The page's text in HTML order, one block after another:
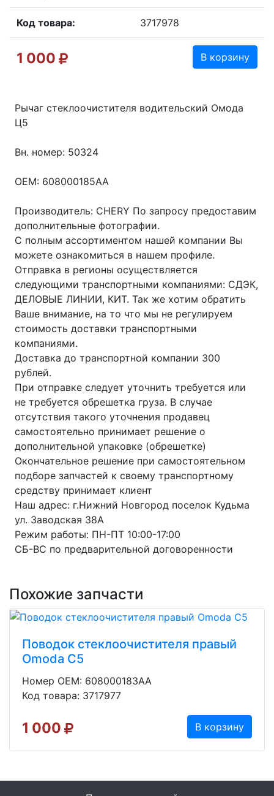
Код товара: 3717978
1 000 В корзину
Рычаг стеклоочистителя водительский Омода
Ц5
Вн. номер: 50324
OEM: 608000185AA
Производитель: CHERY По запросу предоставим
дополнительные фотографии.
С полным ассортиментом нашей компании Вы
можете ознакомиться в нашем профиле.
Отправка в регионы осуществляется
следующими транспортными компаниями: СДЭК,
ДЕЛОВЫЕ ЛИНИИ, КИТ. Так же хотим обратить
Ваше внимание, на то что мы не регулируем
стоимость доставки транспортными
компаниями.
Доставка до транспортной компании 300
рублей.
При отправке следует уточнить требуется или
не требуется обрешетка груза. В случае
отсутствия такого уточнения продавец
самостоятельно принимает решение о
дополнительной упаковке (обрешетке)
Окончательное решение при самостоятельном
подборе запчастей к своему транспортному
средству принимает клиент
Наш адрес: г.Нижний Новгород поселок Кудьма
ул. Заводская 38А
Режим работы: ПН-ПТ 10:00-17:00
СБ-ВС по предварительной договоренности
Похожие запчасти
Поводок стеклоочистителя правый
Omoda C5
Номер OEM: 608000183AA
Код товара: 3717977
1 000 В корзину